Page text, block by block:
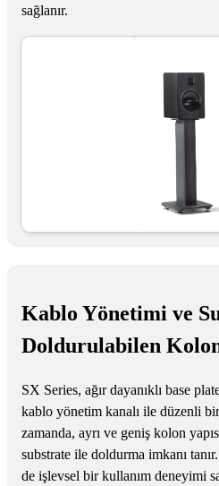
sağlanır.
Kablo Yönetimi ve
Doldurulabilen
SX Series, ağır dayanıklı base
kablo yönetim kanalı ile düzenli
zamanda, ayrı ve geniş kolon
substrate ile doldurma imkanı
de işlevsel bir kullanım deneyimi